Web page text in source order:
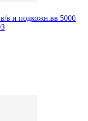
и подкожн.вв 5000